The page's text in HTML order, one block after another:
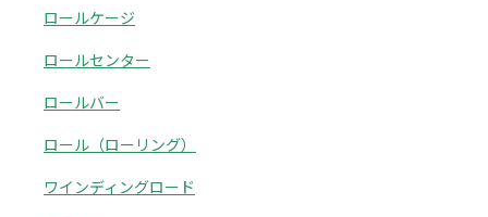
ロールケージ
ロールセンター
ロールバー
ロール（ローリング）
ワインディングロード